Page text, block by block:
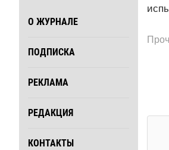
О ЖУРНАЛЕ
ПОДПИСКА
РЕКЛАМА
РЕДАКЦИЯ
КОНТАКТЫ